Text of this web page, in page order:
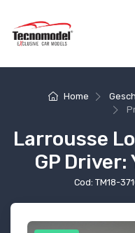
Home
Larrousse
GP
Cod: TM18-